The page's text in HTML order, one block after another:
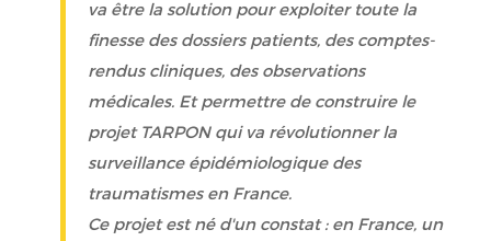
va être la solution pour exploiter toute la
finesse des dossiers patients, des comptes-
rendus cliniques, des observations
médicales. Et permettre de construire le
projet TARPON qui va révolutionner la
surveillance épidémiologique des
traumatismes en France.
Ce projet est né d'un constat : en France, un